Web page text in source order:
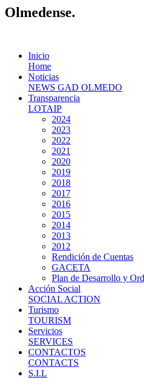
Olmedense.
Inicio
Home
Noticias
NEWS GAD OLMEDO
Transparencia
LOTAIP
2024
2023
2022
2021
2020
2019
2018
2017
2016
2015
2014
2013
2012
Rendición de Cuentas
GACETA
Plan de Desarrollo y
Acción Social
SOCIAL ACTION
Turismo
TOURISM
Servicios
SERVICES
CONTACTOS
CONTACTS
S.I.L